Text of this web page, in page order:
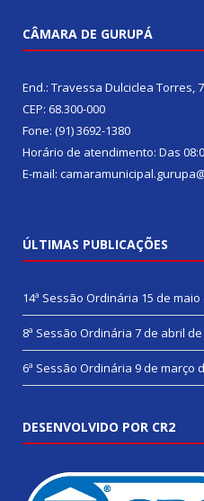
CÂMARA DE GURUPÁ
End.: Travessa Dulciclea Torres,
CEP: 68.300-000
Fone: (91) 3692-1380
Horário de atendimento: Das
E-mail:
ÚLTIMAS PUBLICAÇÕES
14ª Sessão Ordinária 15 de maio
8ª Sessão Ordinária 7 de abril de
6ª Sessão Ordinária 9 de março
DESENVOLVIDO POR CR2